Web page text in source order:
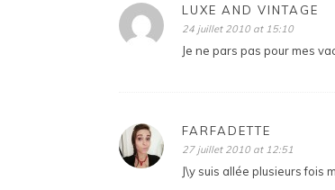
LUXE AND VINTAGE
24 juillet 2010 at 15:10
Je ne pars pas pour mes
FARFADETTE
27 juillet 2010 at 12:51
J\y suis allée plusieurs fois